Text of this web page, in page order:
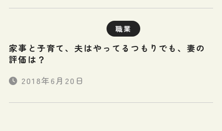
職業
家事と子育て、夫はやってるつもりでも、妻の
評価は？
2018年6月20日